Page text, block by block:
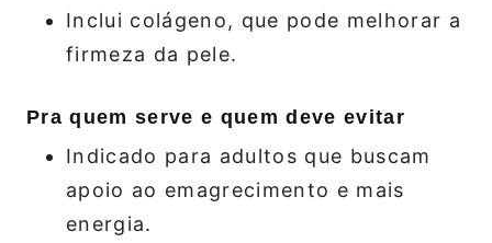
Inclui colágeno, que pode melhorar a
firmeza da pele.
Pra quem serve e quem deve evitar
Indicado para adultos que buscam
apoio ao emagrecimento e mais
energia.